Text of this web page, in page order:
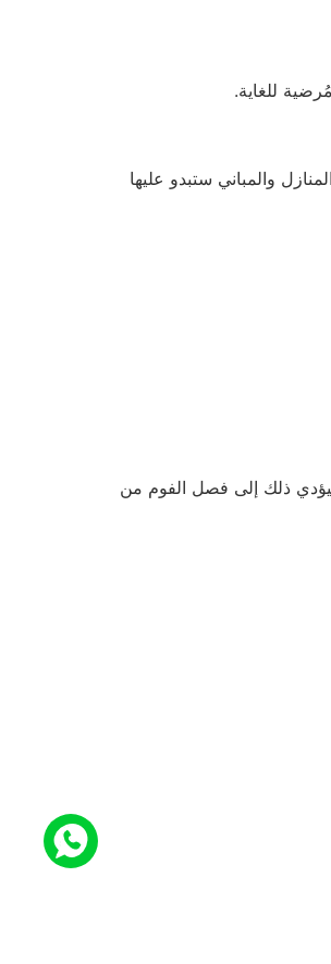
للغاية.
والمباني ستبدو عليها
ذلك إلى فصل الفوم من